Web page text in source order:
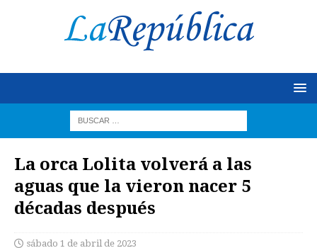
La orca Lolita volverá a las
aguas que la vieron nacer 5
décadas después
sábado 1 de abril de 2023